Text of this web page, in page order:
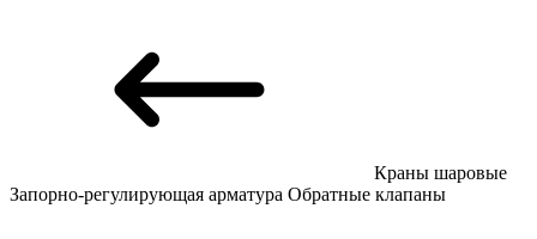
Краны шаровые
Запорно-регулирующая арматура Обратные клапаны